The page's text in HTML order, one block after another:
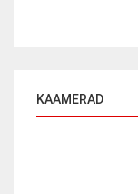
KAAMERAD